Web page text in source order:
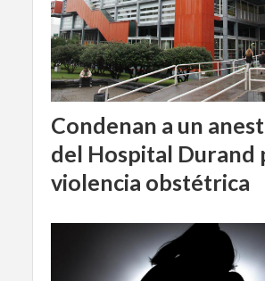
Condenan a un
del Hospital Durand
violencia obstétrica